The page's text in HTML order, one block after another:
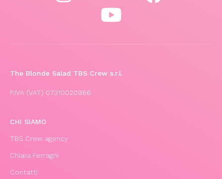
The Blonde Salad TBS Crew s.r.l.
P.IVA (VAT) 07310020966
CHI SIAMO
TBS Crew agency
Chiara Ferragni
Contatti